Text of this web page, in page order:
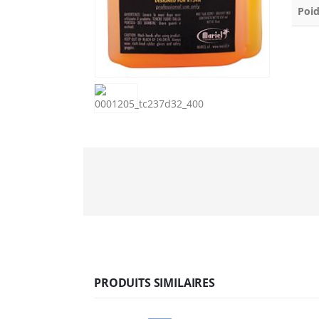
PRODUITS SIMILAIRES